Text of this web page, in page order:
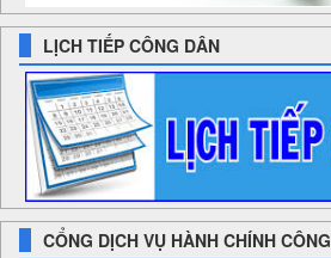
LỊCH TIẾP CÔNG DÂN
CỔNG DỊCH VỤ HÀNH CHÍNH CÔNG